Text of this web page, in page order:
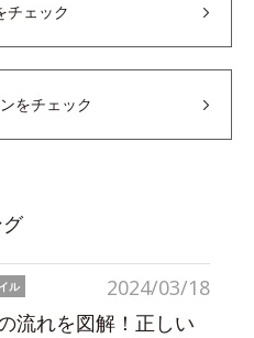
チェック
をチェック
2024/03/18
ル
流れを図解！正しい